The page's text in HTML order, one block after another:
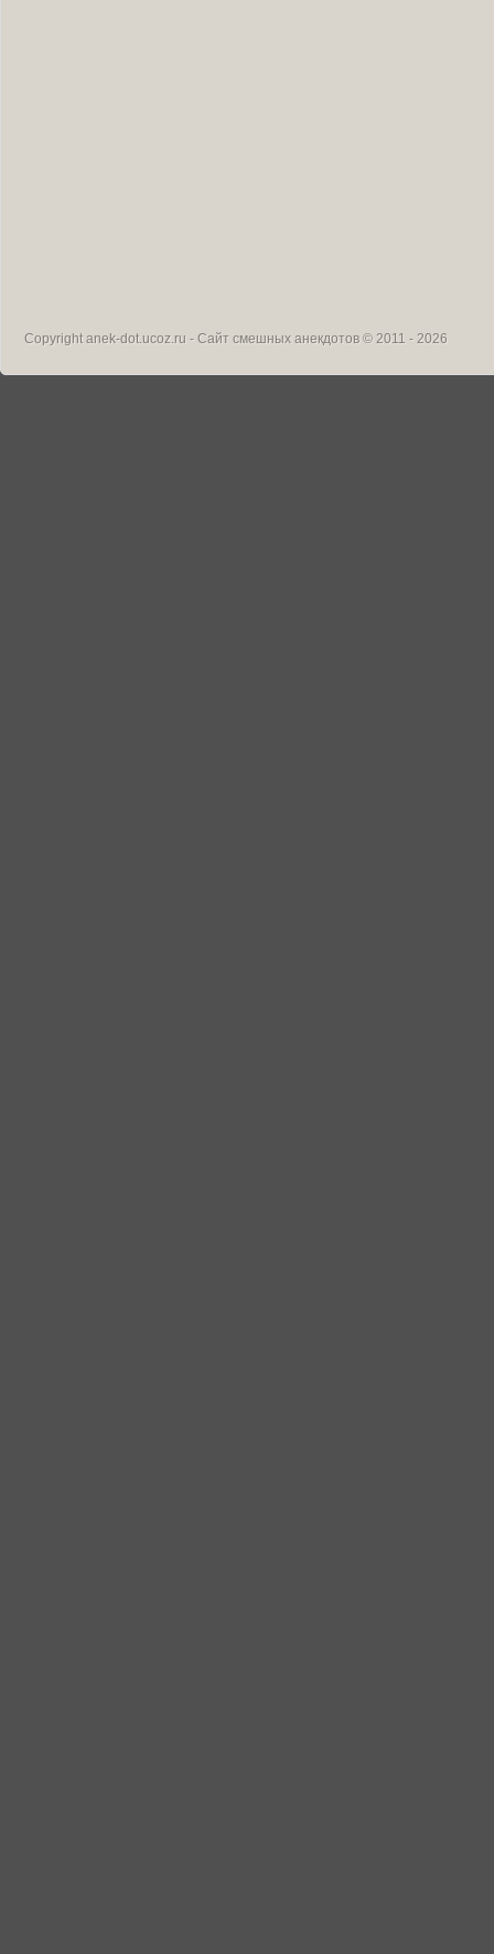
Copyrightanek-dot.ucoz.ru - Сайт смешных анекдотов © 2011 - 2026